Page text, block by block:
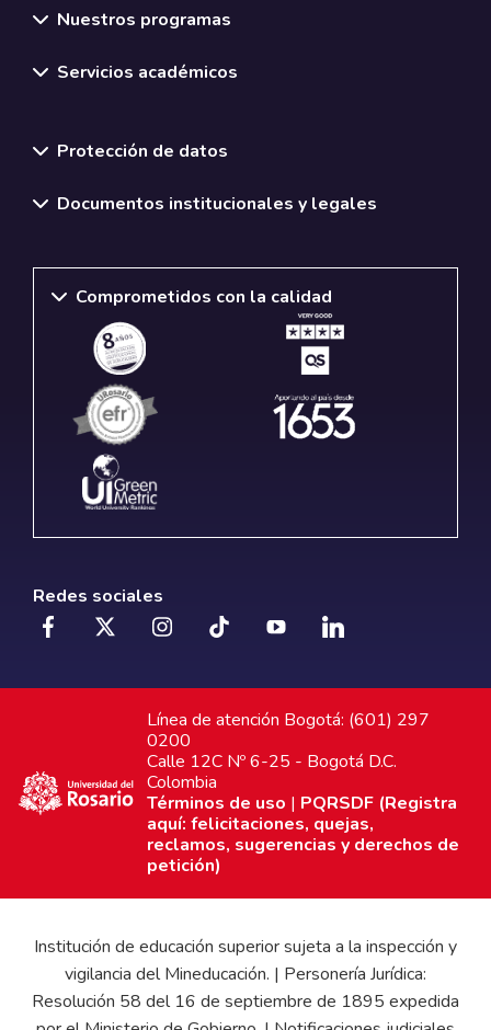
Nuestros programas
Servicios académicos
Protección de datos
Documentos institucionales y legales
Comprometidos con la calidad
Redes sociales
Línea de atención Bogotá: (601) 297
0200
Calle 12C Nº 6-25 - Bogotá D.C.
Colombia
Términos de uso | PQRSDF (Registra
aquí: felicitaciones, quejas,
reclamos, sugerencias y derechos de
petición)
Institución de educación superior sujeta a la inspección y
vigilancia del Mineducación. | Personería Jurídica:
Resolución 58 del 16 de septiembre de 1895 expedida